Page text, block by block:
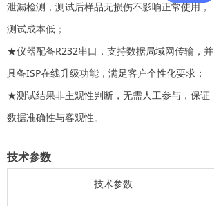
泄漏检测，测试后样品无损伤不影响正常使用，
测试成本低；
★仪器配备R232串口，支持数据局域网传输，并
具备ISP在线升级功能，满足客户个性化要求；
★测试结果非主观性判断，无需人工参与，保证
数据准确性与客观性。
技术参数
技术参数